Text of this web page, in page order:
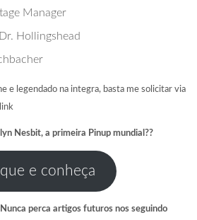
Manager
Hollingshead
e legendado na integra, basta me solicitar via
Nesbit, a primeira Pinup mundial??
e conheça
perca artigos futuros nos seguindo